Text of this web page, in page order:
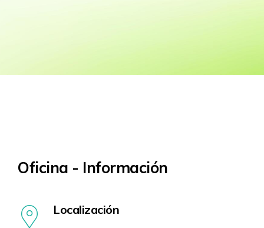
Oficina - Información
Localización